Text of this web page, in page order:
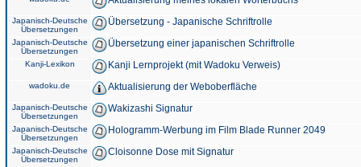
Japanisch-Deutsche
Übersetzungen
Übersetzung - Japanische Schriftrolle
Japanisch-Deutsche
Übersetzungen
Übersetzung einer japanischen Schriftrolle
Kanji-Lexikon Kanji Lernprojekt (mit Wadoku Verweis)
wadoku.de Aktualisierung der Weboberfläche
Japanisch-Deutsche
Übersetzungen
Wakizashi Signatur
Japanisch-Deutsche
Übersetzungen
Hologramm-Werbung im Film Blade Runner 2049
Japanisch-Deutsche
Übersetzungen
Cloisonne Dose mit Signatur